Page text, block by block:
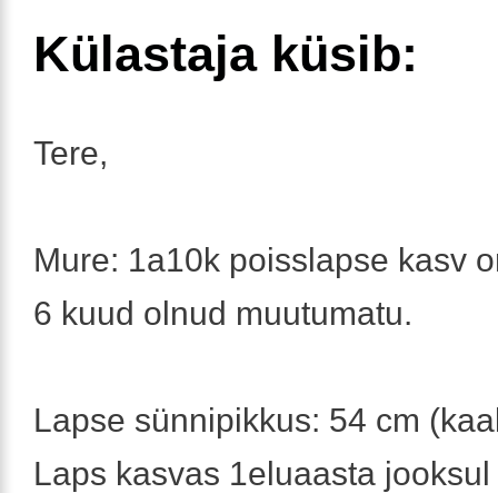
Külastaja küsib:
Tere,
Mure: 1a10k poisslapse kasv
6 kuud olnud muutumatu.
Lapse sünnipikkus: 54 cm
Laps kasvas 1eluaasta